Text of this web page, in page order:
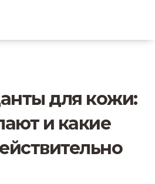
для кожи:
и какие